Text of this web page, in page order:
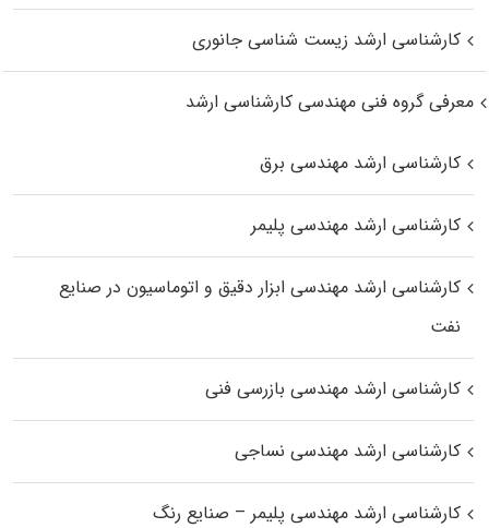
کارشناسی ارشد زیست‌ شناسی جانوری
معرفی گروه فنی مهندسی کارشناسی ارشد
کارشناسی ارشد مهندسی برق
کارشناسی ارشد مهندسی پلیمر
کارشناسی ارشد مهندسی ابزار دقیق و اتوماسیون در صنایع
نفت
کارشناسی ارشد مهندسی بازرسی فنی
کارشناسی ارشد مهندسی نساجی
کارشناسی ارشد مهندسی پلیمر – صنایع رنگ